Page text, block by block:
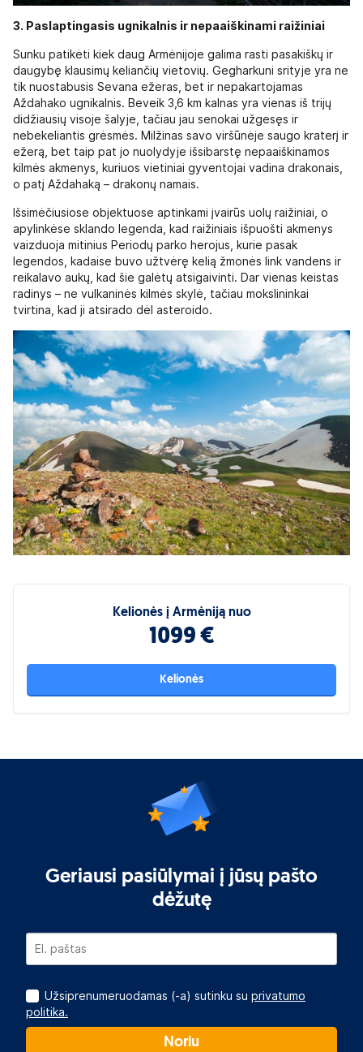
3. Paslaptingasis ugnikalnis ir nepaaiškinami raižiniai
Sunku patikėti kiek daug Armėnijoje galima rasti pasakiškų ir
daugybę klausimų keliančių vietovių. Gegharkuni srityje yra ne
tik nuostabusis Sevana ežeras, bet ir nepakartojamas
Aždahako ugnikalnis. Beveik 3,6 km kalnas yra vienas iš trijų
didžiausių visoje šalyje, tačiau jau senokai užgesęs ir
nebekeliantis grėsmės. Milžinas savo viršūnėje saugo kraterį ir
ežerą, bet taip pat jo nuolydyje išsibarstę nepaaiškinamos
kilmės akmenys, kuriuos vietiniai gyventojai vadina drakonais,
o patį Aždahaką – drakonų namais.
Išsimėčiusiose objektuose aptinkami įvairūs uolų raižiniai, o
apylinkėse sklando legenda, kad raižiniais išpuošti akmenys
vaizduoja mitinius Periodų parko herojus, kurie pasak
legendos, kadaise buvo užtvėrę kelią žmonės link vandens ir
reikalavo aukų, kad šie galėtų atsigaivinti. Dar vienas keistas
radinys – ne vulkaninės kilmės skylė, tačiau mokslininkai
tvirtina, kad ji atsirado dėl asteroido.
Kelionės į Armėniją nuo
1099 €
Kelionės
Geriausi pasiūlymai į jūsų pašto
dėžutę
Užsiprenumeruodamas (-a) sutinku su privatumo
politika.
Noriu